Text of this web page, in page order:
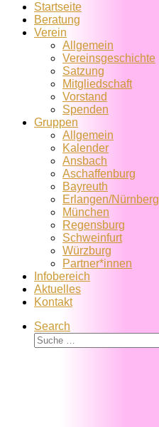
Startseite
Beratung
Verein
Allgemein
Vereins­geschichte
Satzung
Mitglied­schaft
Vorstand
Spenden
Gruppen
Allgemein
Kalender
Ansbach
Aschaffenburg
Bayreuth
Erlangen/Nürnberg
München
Regensburg
Schweinfurt
Würzburg
Partner*innen
Infobereich
Aktuelles
Kontakt
Search
Suche